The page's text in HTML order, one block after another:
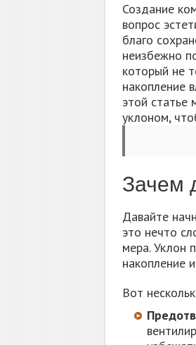
Создание
вопрос
благо
неизбежно
который не
накопление
этой статье
уклоном,
Зачем
Давайте
это нечто
мера. Уклон
накопление
Вот